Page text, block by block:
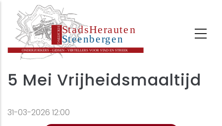
Overslaan
naar
de
inhoud
gaan
5 Mei Vrijheidsmaaltijd
31-03-2026 12:00